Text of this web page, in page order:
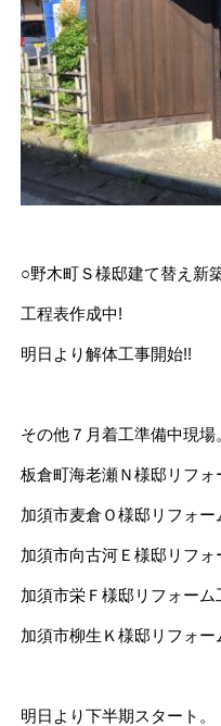
○野木町Ｓ様邸建て替え新
工程表作成中!
明日より解体工事開始!!
その他７月着工準備中現場
板倉町海老瀬Ｎ様邸リフォ
加須市麦倉Ｏ様邸リフォー
加須市向古河Ｅ様邸リフォ
加須市栄Ｆ様邸リフォーム
加須市柳生Ｋ様邸リフォー
明日より下半期スタート。